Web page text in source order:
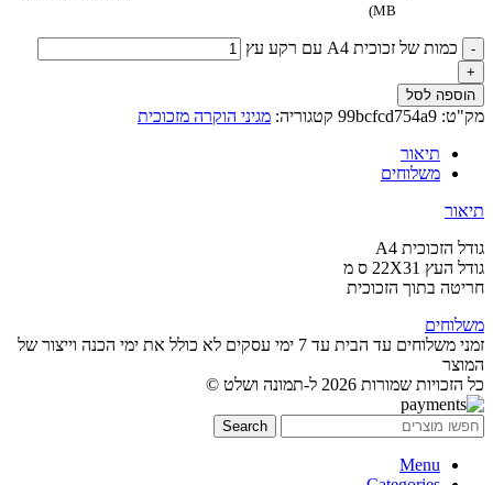
MB)
כמות של זכוכית A4 עם רקע עץ
הוספה לסל
מק"ט: 99bcfcd754a9 קטגוריה: מגיני הוקרה מזכוכית
תיאור
משלוחים
תיאור
גודל הזכוכית A4
גודל העץ 22X31 ס מ
חריטה בתוך הזכוכית
משלוחים
זמני משלוחים עד הבית עד 7 ימי עסקים לא כולל את ימי הכנה וייצור של
המוצר
כל הזכויות שמורות 2026 ל-תמונה ושלט ©
Search
Menu